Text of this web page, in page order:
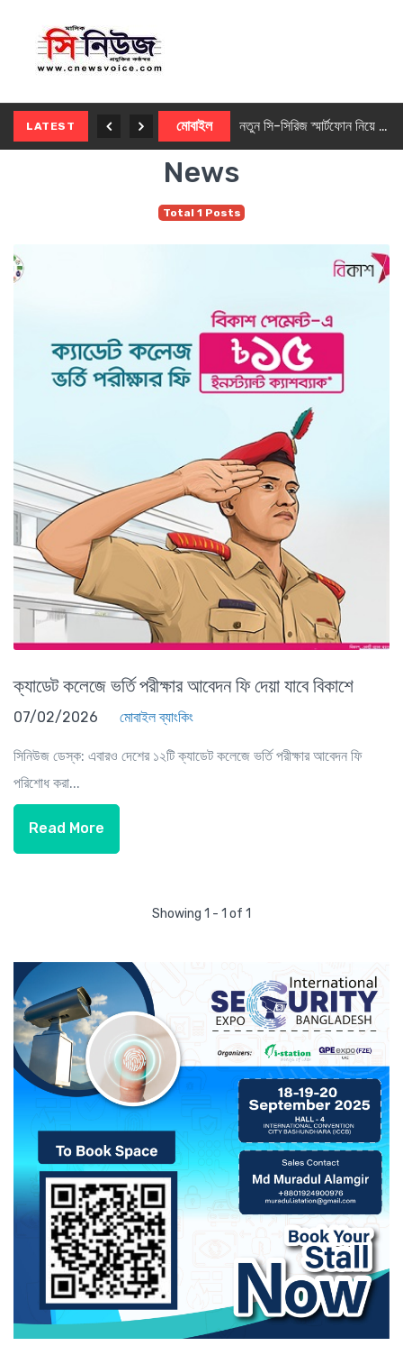
LATEST মোবাইল নতুন সি-সিরিজ স্মার্টফোন নিয়ে আসছে রিয়েলমি
News
Total 1 Posts
ক্যাডেট কলেজে ভর্তি পরীক্ষার আবেদন ফি দেয়া যাবে বিকাশে
07/02/2026 মোবাইল ব্যাংকিং
সিনিউজ ডেস্ক: এবারও দেশের ১২টি ক্যাডেট কলেজে ভর্তি পরীক্ষার আবেদন ফি
পরিশোধ করা...
Read More
Showing 1 - 1 of 1